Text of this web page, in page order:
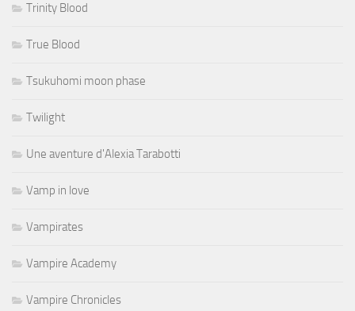
Trinity Blood
True Blood
Tsukuhomi moon phase
Twilight
Une aventure d'Alexia Tarabotti
Vamp in love
Vampirates
Vampire Academy
Vampire Chronicles